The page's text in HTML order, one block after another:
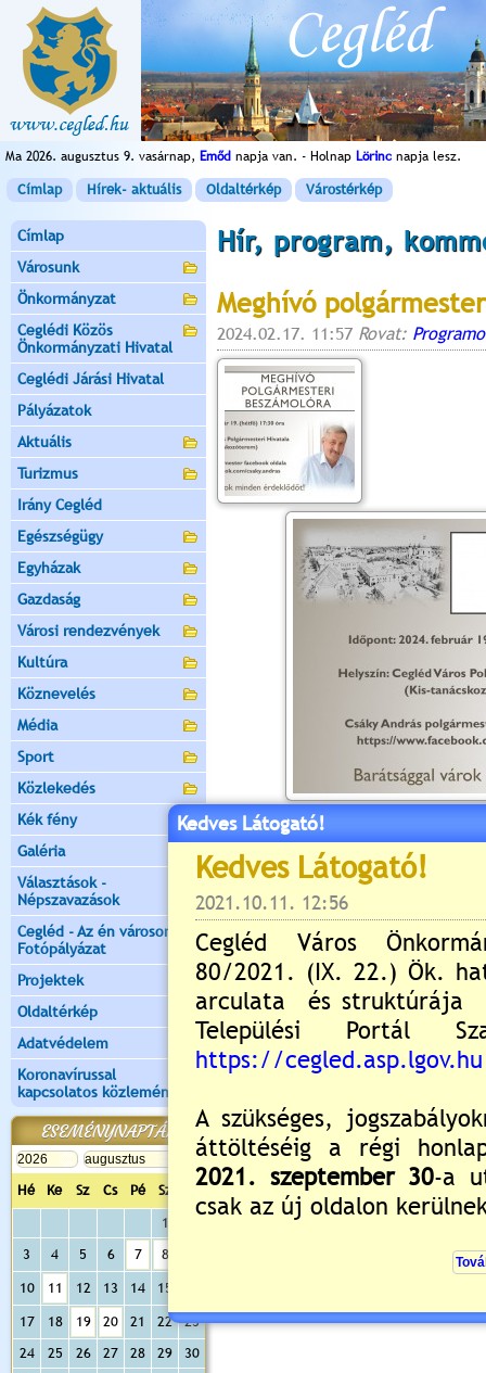
Ma 2026. augusztus 9. vasárnap, Emőd napja van. - Holnap Lörinc napja lesz.
Címlap Hírek- aktuális Oldaltérkép Várostérkép
Címlap
Városunk
Önkormányzat
Ceglédi Közös
Önkormányzati Hivatal
Ceglédi Járási Hivatal
Pályázatok
Aktuális
Turizmus
Irány Cegléd
Egészségügy
Egyházak
Gazdaság
Városi rendezvények
Kultúra
Köznevelés
Média
Sport
Közlekedés
Kék fény
Galéria
Választások -
Népszavazások
Cegléd - Az én városom -
Fotópályázat
Projektek
Oldaltérkép
Adatvédelem
Koronavírussal
kapcsolatos közlemények
ESEMÉNYNAPTÁR
Hé Ke Sz Cs Pé Sz
Va
1
3
4 5 6 7 8
10 11 12 13 14 15
17 18 19 20 21 22
23
24
25 26 27 28 29
30
Hír, program,
Meghívó
2024.02.17. 11:57 Rovat:
Értékelés:
Még nincsenek hozzászólások
Új hozzászólás:
Kérjük jelentkezzen be,
Kedves Látogató!